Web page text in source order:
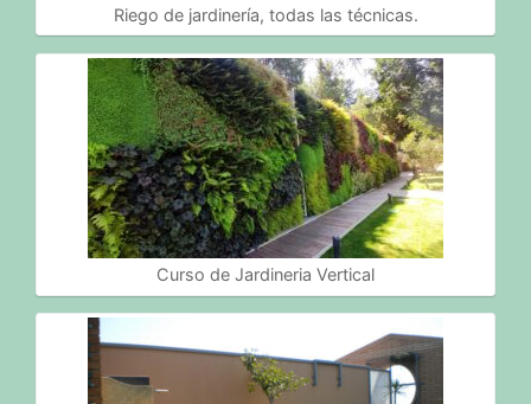
Riego de jardinería, todas las técnicas.
Curso de Jardineria Vertical